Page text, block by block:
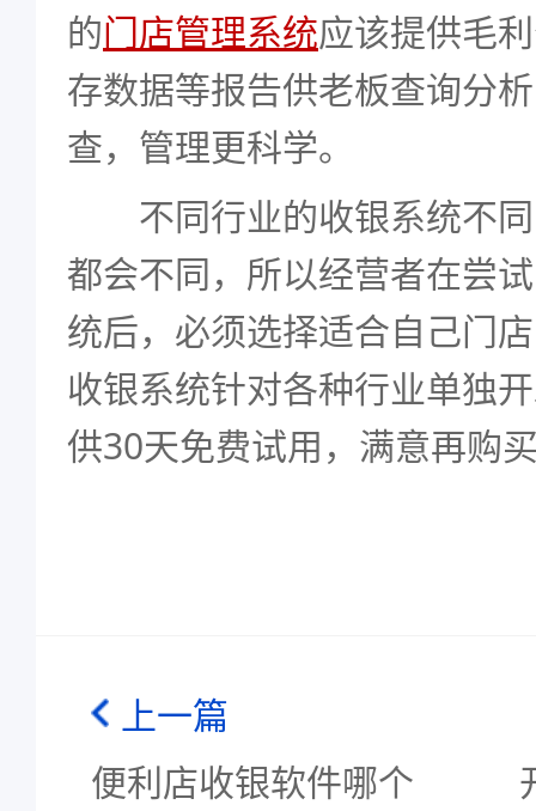
的门店管理系统应该提供毛
存数据等报告供老板查询分
查，管理更科学。
不同行业的收银系统不同
都会不同，所以经营者在尝
统后，必须选择适合自己门
收银系统针对各种行业单独
供30天免费试用，满意再购
上一篇
便利店收银软件哪个